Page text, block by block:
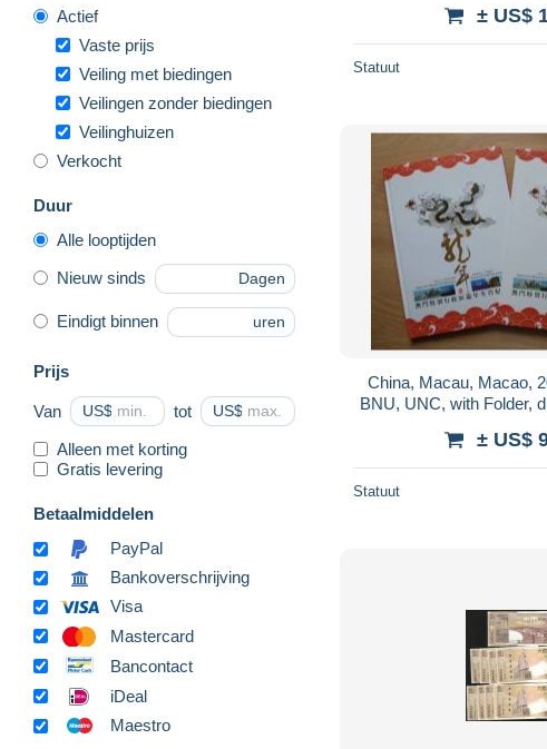
Actief
Vaste prijs
Veiling met biedingen
Veilingen zonder biedingen
Veilinghuizen
Verkocht
Duur
Alle looptijden
Nieuw sinds Dagen
Eindigt binnen uren
Prijs
Van US$ tot US$
Alleen met korting
Gratis levering
Betaalmiddelen
PayPal
Bankoverschrijving
Visa
Mastercard
Bancontact
iDeal
Maestro
± US$
Statuut
China, Macau, Macao, 2012,
BNU, UNC, with Folder,
± US$
Statuut